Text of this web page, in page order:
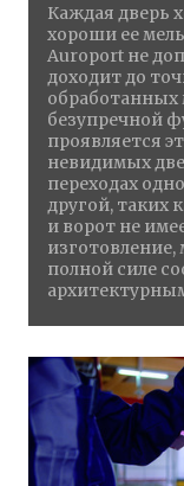
Каждая дверь
хороши ее
Auroport не
доходит до
обработанных
безупречной
проявляется
невидимых
переходах
другой, таких
и ворот не
полной силе